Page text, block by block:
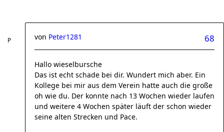
68
von Peter1281
Hallo wieselbursche
Das ist echt schade bei dir. Wundert mich aber. Ein
Kollege bei mir aus dem Verein hatte auch die große
oh wie du. Der konnte nach 13 Wochen wieder laufen
und weitere 4 Wochen später läuft der schon wieder
seine alten Strecken und Pace.